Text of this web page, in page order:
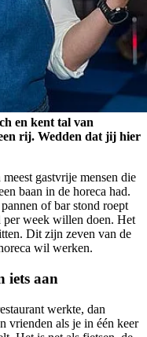
en kent tal van
rij. Wedden dat jij hier
gastvrije mensen die
baan in de horeca had.
of bar stond roept
per week willen doen. Het
Dit zijn zeven van de
wil werken.
iets aan
werkte, dan
vrienden als je in één keer